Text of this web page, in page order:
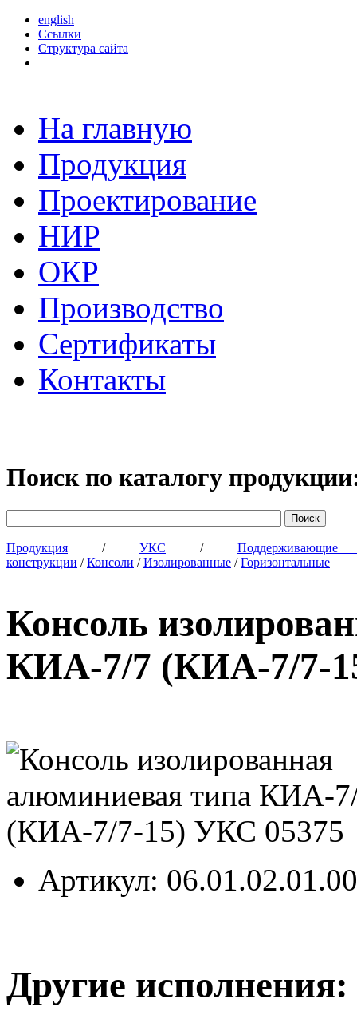
english
Ссылки
Структура сайта
На главную
Продукция
Проектирование
НИР
ОКР
Производство
Сертификаты
Контакты
Поиск по каталогу
Продукция / УКС /
конструкции /Консоли /Изолированные /Горизонтальные
Консоль
КИА-7/7 (КИА-7/7-
Артикул:
Другие исполнения: